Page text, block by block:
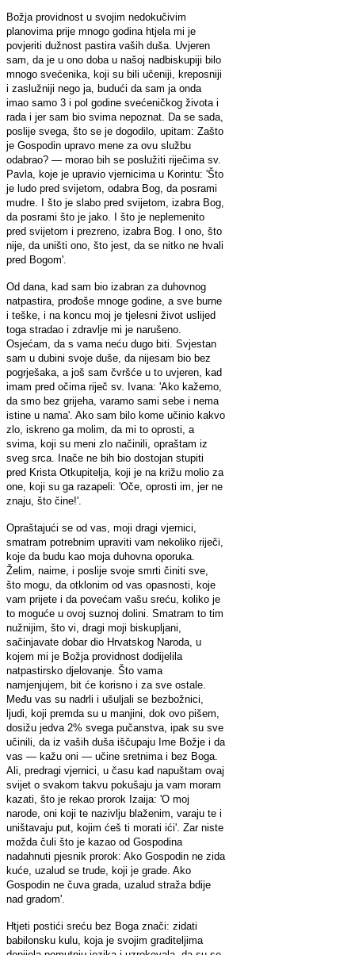
Božja providnost u svojim nedokučivim
planovima prije mnogo godina htjela mi je
povjeriti dužnost pastira vaših duša. Uvjeren
sam, da je u ono doba u našoj nadbiskupiji bilo
mnogo svećenika, koji su bili učeniji, kreposniji
i zaslužniji nego ja, budući da sam ja onda
imao samo 3 i pol godine svećeničkog života i
rada i jer sam bio svima nepoznat. Da se sada,
poslije svega, što se je dogodilo, upitam: Zašto
je Gospodin upravo mene za ovu službu
odabrao? — morao bih se poslužiti riječima sv.
Pavla, koje je upravio vjernicima u Korintu: 'Što
je ludo pred svijetom, odabra Bog, da posrami
mudre. I što je slabo pred svijetom, izabra Bog,
da posrami što je jako. I što je neplemenito
pred svijetom i prezreno, izabra Bog. I ono, što
nije, da uništi ono, što jest, da se nitko ne hvali
pred Bogom'.
Od dana, kad sam bio izabran za duhovnog
natpastira, prođoše mnoge godine, a sve burne
i teške, i na koncu moj je tjelesni život uslijed
toga stradao i zdravlje mi je narušeno.
Osjećam, da s vama neću dugo biti. Svjestan
sam u dubini svoje duše, da nijesam bio bez
pogrješaka, a još sam čvršće u to uvjeren, kad
imam pred očima riječ sv. Ivana: 'Ako kažemo,
da smo bez grijeha, varamo sami sebe i nema
istine u nama'. Ako sam bilo kome učinio kakvo
zlo, iskreno ga molim, da mi to oprosti, a
svima, koji su meni zlo načinili, opraštam iz
sveg srca. Inače ne bih bio dostojan stupiti
pred Krista Otkupitelja, koji je na križu molio za
one, koji su ga razapeli: 'Oče, oprosti im, jer ne
znaju, što čine!'.
Opraštajući se od vas, moji dragi vjernici,
smatram potrebnim upraviti vam nekoliko riječi,
koje da budu kao moja duhovna oporuka.
Želim, naime, i poslije svoje smrti činiti sve,
što mogu, da otklonim od vas opasnosti, koje
vam prijete i da povećam vašu sreću, koliko je
to moguće u ovoj suznoj dolini. Smatram to tim
nužnijim, što vi, dragi moji biskupljani,
sačinjavate dobar dio Hrvatskog Naroda, u
kojem mi je Božja providnost dodijelila
natpastirsko djelovanje. Što vama
namjenjujem, bit će korisno i za sve ostale.
Među vas su nadrli i ušuljali se bezbožnici,
ljudi, koji premda su u manjini, dok ovo pišem,
dosižu jedva 2% svega pučanstva, ipak su sve
učinili, da iz vaših duša iščupaju Ime Božje i da
vas — kažu oni — učine sretnima i bez Boga.
Ali, predragi vjernici, u času kad napuštam ovaj
svijet o svakom takvu pokušaju ja vam moram
kazati, što je rekao prorok Izaija: 'O moj
narode, oni koji te nazivlju blaženim, varaju te i
uništavaju put, kojim ćeš ti morati ići'. Zar niste
možda čuli što je kazao od Gospodina
nadahnuti pjesnik prorok: Ako Gospodin ne zida
kuće, uzalud se trude, koji je grade. Ako
Gospodin ne čuva grada, uzalud straža bdije
nad gradom'.
Htjeti postići sreću bez Boga znači: zidati
babilonsku kulu, koja je svojim graditeljima